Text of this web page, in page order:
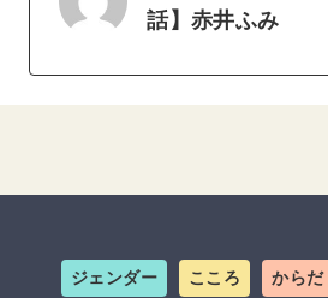
話】赤井ふみ
ジェンダー こころ からだ